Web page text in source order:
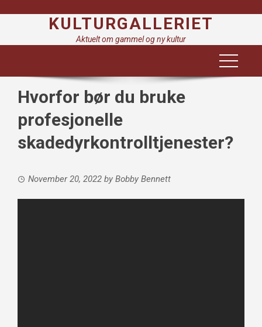
KULTURGALLERIET
Aktuelt om gammel og ny kultur
Hvorfor bør du bruke
profesjonelle
skadedyrkontrolltjenester?
November 20, 2022 by Bobby Bennett